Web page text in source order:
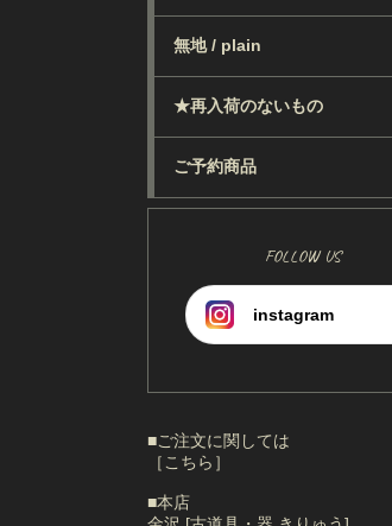
無地 / plain
★再入荷のないもの
ご予約商品
FOLLOW US
instagram
■ご注文に関しては
［こちら］
■本店